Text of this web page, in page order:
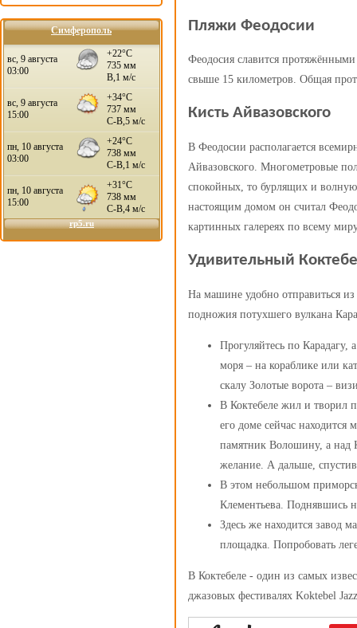
Симферополь Пляжи Феодосии
Феодосия славится
свыше 15 километров. Общая
Кисть Айвазовского
В Феодосии располагается
Айвазовского. Многометровые
спокойных, то бурлящих и
настоящим домом он считал
картинных галереях по всему
Удивительный
На машине удобно отправиться
подножия потухшего вулкана
Прогуляйтесь по Карадагу,
моря – на кораблике или
скалу Золотые ворота –
В Коктебеле жил и творил
его доме сейчас находится
памятник Волошину, а над
желание. А дальше,
В этом небольшом
Клементьева. Поднявшись
Здесь же находится завод
площадка. Попробовать
В Коктебеле - один из самых
джазовых фестивалях Koktebel